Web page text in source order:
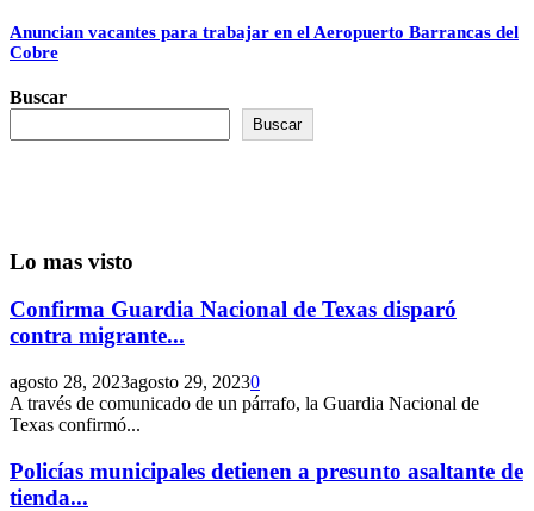
Anuncian vacantes para trabajar en el Aeropuerto Barrancas del
Cobre
Buscar
Buscar
Lo mas visto
Confirma Guardia Nacional de Texas disparó
contra migrante...
agosto 28, 2023agosto 29, 20230
A través de comunicado de un párrafo, la Guardia Nacional de
Texas confirmó...
Policías municipales detienen a presunto asaltante de
tienda...